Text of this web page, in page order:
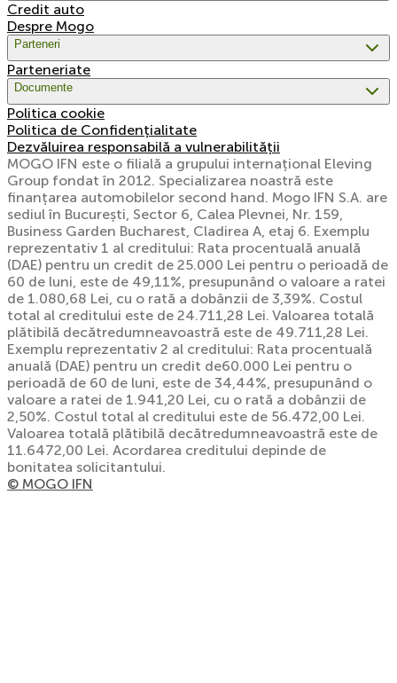
Credit auto
Despre Mogo
Parteneri
Parteneriate
Documente
Politica cookie
Politica de Confidențialitate
Dezvăluirea responsabilă a vulnerabilității
MOGO IFN este o filială a grupului internațional Eleving
Group fondat în 2012. Specializarea noastră este
finanțarea automobilelor second hand. Mogo IFN S.A. are
sediul în București, Sector 6, Calea Plevnei, Nr. 159,
Business Garden Bucharest, Cladirea A, etaj 6. Exemplu
reprezentativ 1 al creditului: Rata procentuală anuală
(DAE) pentru un credit de 25.000 Lei pentru o perioadă de
60 de luni, este de 49,11%, presupunând o valoare a ratei
de 1.080,68 Lei, cu o rată a dobânzii de 3,39%. Costul
total al creditului este de 24.711,28 Lei. Valoarea totală
plătibilă decătredumneavoastră este de 49.711,28 Lei.
Exemplu reprezentativ 2 al creditului: Rata procentuală
anuală (DAE) pentru un credit de60.000 Lei pentru o
perioadă de 60 de luni, este de 34,44%, presupunând o
valoare a ratei de 1.941,20 Lei, cu o rată a dobânzii de
2,50%. Costul total al creditului este de 56.472,00 Lei.
Valoarea totală plătibilă decătredumneavoastră este de
11.6472,00 Lei. Acordarea creditului depinde de
bonitatea solicitantului.
© MOGO IFN